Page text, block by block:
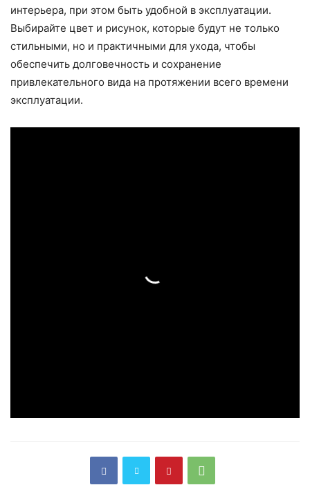
интерьера, при этом быть удобной в эксплуатации.
Выбирайте цвет и рисунок, которые будут не только
стильными, но и практичными для ухода, чтобы
обеспечить долговечность и сохранение
привлекательного вида на протяжении всего времени
эксплуатации.